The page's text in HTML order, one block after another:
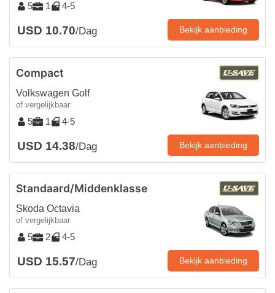
5 1 4-5
USD 10.70/Dag Bekijk aanbieding
Compact
Volkswagen Golf
of vergelijkbaar
5 1 4-5
USD 14.38/Dag Bekijk aanbieding
Standaard/Middenklasse
Skoda Octavia
of vergelijkbaar
5 2 4-5
USD 15.57/Dag Bekijk aanbieding